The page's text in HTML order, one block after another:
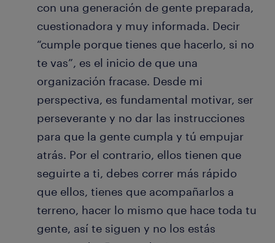
con una generación de gente preparada,
cuestionadora y muy informada. Decir
“cumple porque tienes que hacerlo, si no
te vas”, es el inicio de que una
organización fracase. Desde mi
perspectiva, es fundamental motivar, ser
perseverante y no dar las instrucciones
para que la gente cumpla y tú empujar
atrás. Por el contrario, ellos tienen que
seguirte a ti, debes correr más rápido
que ellos, tienes que acompañarlos a
terreno, hacer lo mismo que hace toda tu
gente, así te siguen y no los estás